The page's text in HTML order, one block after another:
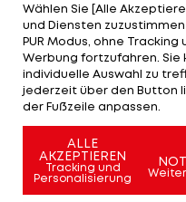
Hamburg fliegt gegen
Der HSV verliert
SC mit 2:4. 1860
05 mit 6:0 schadlos,
einem 6:1 bei
Mehr zum
Wählen Sie [Alle
und Diensten zuzustimmen
PUR Modus, ohne Tracking
Werbung fortzufahren.
individuelle Auswahl zu
jederzeit über den Button
der Fußzeile anpassen.
ALLE
AKZEPTIEREN
Tracking und
Personalisierung